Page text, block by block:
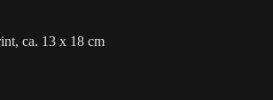
ca. 13 x 18 cm